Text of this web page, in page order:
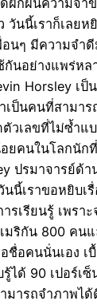
นนี้เราก็เลยห
นๆ มีความจำ
กันอย่างแพร่ห
Horsley เป็
เป็นคนที่สามา
วเลขที่ไม่ซ้ำแ
ยคนในโลกนัก
ปรมาจารย์ด้า
เราขอหยิบเรื่
รเรียนรู้ เพรา
มริกัน 800 คนแ
ชื่อคนนั่นเอง เ
ได้ 90 เปอร์เ
ารถจำภาพได้